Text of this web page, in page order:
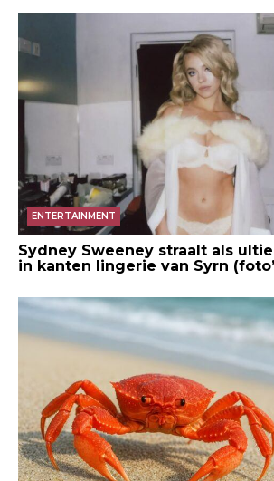
ENTERTAINMENT
Sydney Sweeney straalt als
in kanten lingerie van Syrn